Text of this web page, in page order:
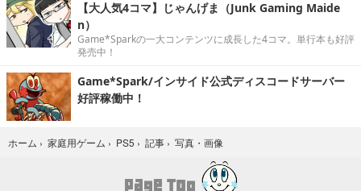
【大人気4コマ】じゃんげま（Junk Gaming Maide
n）
Game*Sparkの一大コンテンツに成長した4コマ。単行本も好評
発売中！
Game*Spark/インサイド公式ディスコードサーバー
好評稼働中！
ホーム › 家庭用ゲーム › PS5 › 記事 › 写真・画像